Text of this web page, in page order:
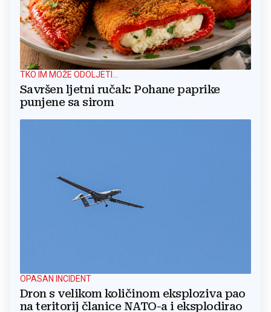
TKO IM MOŽE ODOLJETI...
Savršen ljetni ručak: Pohane paprike
punjene sa sirom
OPASAN INCIDENT
Dron s velikom količinom eksploziva pao
na teritorij članice NATO-a i eksplodirao